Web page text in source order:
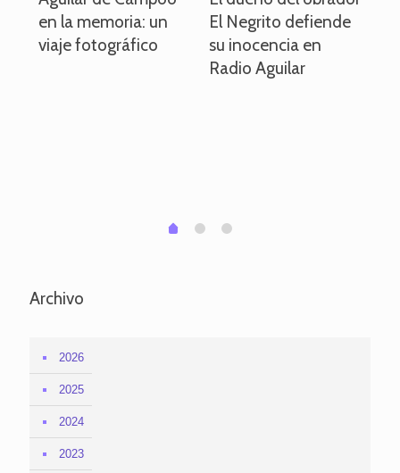
en la memoria: un
viaje fotográfico
El Negrito defiende
su inocencia en
Radio Aguilar
0 1 2
Archivo
2026
2025
2024
2023